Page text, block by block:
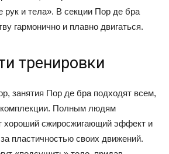
рук и тела». В секции Пор де бра
гармонично и плавно двигаться.
тренировки
занятия Пор де бра подходят всем,
комплекции. Полным людям
хороший сжиросжигающий эффект и
пластичностью своих движений.